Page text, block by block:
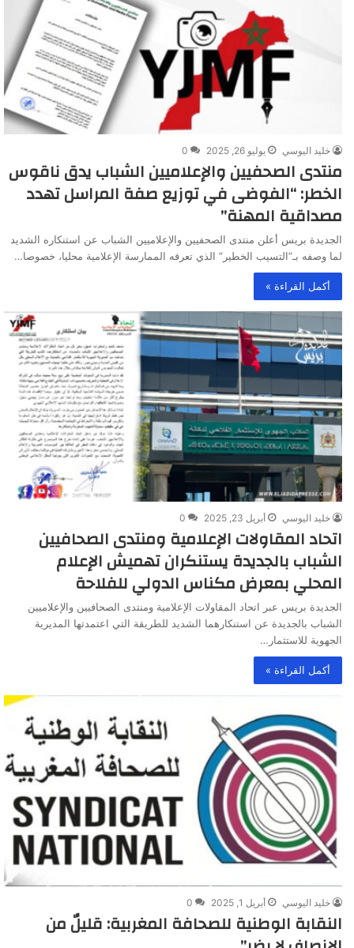
خليد اليوسي يوليو 26, 2025 0
منتدى الصحفيين والإعلاميين الشباب يدق ناقوس
الخطر: “الفوضى في توزيع صفة المراسل تهدد
مصداقية المهنة”
الجديدة بريس أعلن منتدى الصحفيين والإعلاميين الشباب عن استنكاره الشديد
لما وصفه بـ”التسيب الخطير” الذي تعرفه الممارسة الإعلامية محليا، خصوصا…
أكمل القراءة »
خليد اليوسي أبريل 23, 2025 0
اتحاد المقاولات الإعلامية ومنتدى الصحافيين
الشباب بالجديدة يستنكران تهميش الإعلام
المحلي بمعرض مكناس الدولي للفلاحة
الجديدة بريس عبر اتحاد المقاولات الإعلامية ومنتدى الصحافيين والإعلاميين
الشباب بالجديدة عن استنكارهما الشديد للطريقة التي اعتمدتها المديرية
الجهوية للاستثمار…
أكمل القراءة »
خليد اليوسي أبريل 1, 2025 0
النقابة الوطنية للصحافة المغربية: قليلٌ من